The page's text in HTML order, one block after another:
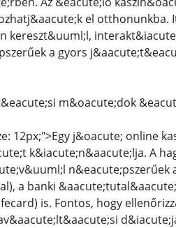
el otthonunkba.
a gyors
m&oacute;dok
12px;">Egy j&oacute; online
k&iacute;n&aacute;lja. A
n&eacute;pszerűek
a banki
is. Fontos, hogy